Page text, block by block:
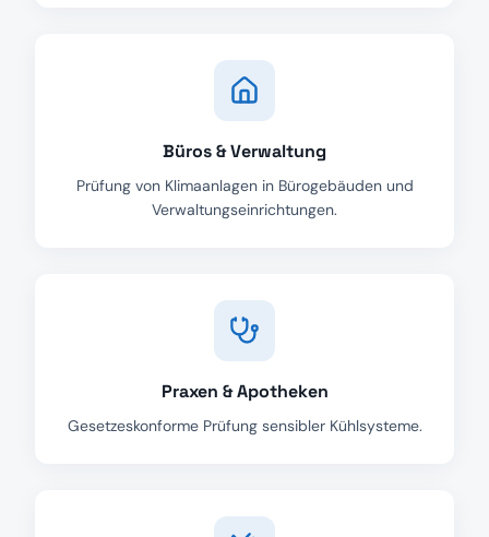
Büros & Verwaltung
Prüfung von Klimaanlagen in Bürogebäuden und
Verwaltungseinrichtungen.
Praxen & Apotheken
Gesetzeskonforme Prüfung sensibler Kühlsysteme.